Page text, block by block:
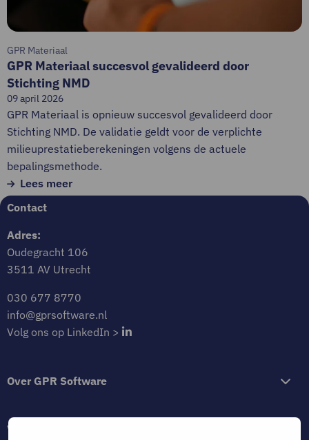
GPR Materiaal
GPR Materiaal succesvol gevalideerd door
Stichting NMD
09 april 2026
GPR Materiaal is opnieuw succesvol gevalideerd door
Stichting NMD. De validatie geldt voor de verplichte
milieuprestatieberekeningen volgens de actuele
bepalingsmethode.
Lees meer
NMD
Contact
Adres:
Oudegracht 106
3511 AV Utrecht
030 677 8770
info@gprsoftware.nl
Volg ons op LinkedIn > Visit
LinkedIn
Over GPR Software
Voor gebruikers